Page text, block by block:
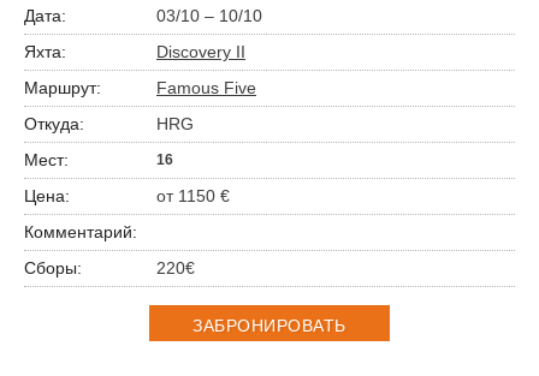
03/10 – 10/10
Discovery II
Famous Five
HRG
16
от 1150 €
220€
ЗАБРОНИРОВАТЬ